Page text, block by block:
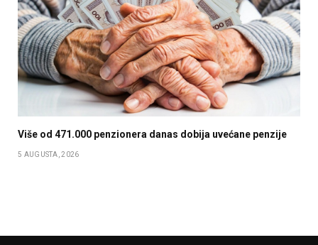
Više od 471.000 penzionera danas dobija uvećane penzije
5 AUGUSTA, 2026